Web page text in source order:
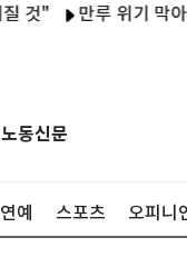
만루 위기 막아낸 NC
노동신문
연예 스포츠 오피니